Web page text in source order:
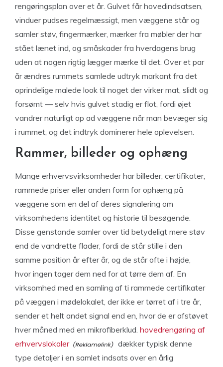
rengøringsplan over et år. Gulvet får hovedindsatsen,
vinduer pudses regelmæssigt, men væggene står og
samler støv, fingermærker, mærker fra møbler der har
stået lænet ind, og småskader fra hverdagens brug
uden at nogen rigtig lægger mærke til det. Over et par
år ændres rummets samlede udtryk markant fra det
oprindelige malede look til noget der virker mat, slidt og
forsømt — selv hvis gulvet stadig er flot, fordi øjet
vandrer naturligt op ad væggene når man bevæger sig
i rummet, og det indtryk dominerer hele oplevelsen.
Rammer, billeder og ophæng
Mange erhvervsvirksomheder har billeder, certifikater,
rammede priser eller anden form for ophæng på
væggene som en del af deres signalering om
virksomhedens identitet og historie til besøgende.
Disse genstande samler over tid betydeligt mere støv
end de vandrette flader, fordi de står stille i den
samme position år efter år, og de står ofte i højde,
hvor ingen tager dem ned for at tørre dem af. En
virksomhed med en samling af ti rammede certifikater
på væggen i mødelokalet, der ikke er tørret af i tre år,
sender et helt andet signal end en, hvor de er afstøvet
hver måned med en mikrofiberklud. hovedrengøring af
erhvervslokaler
dækker typisk denne
type detaljer i en samlet indsats over en årlig